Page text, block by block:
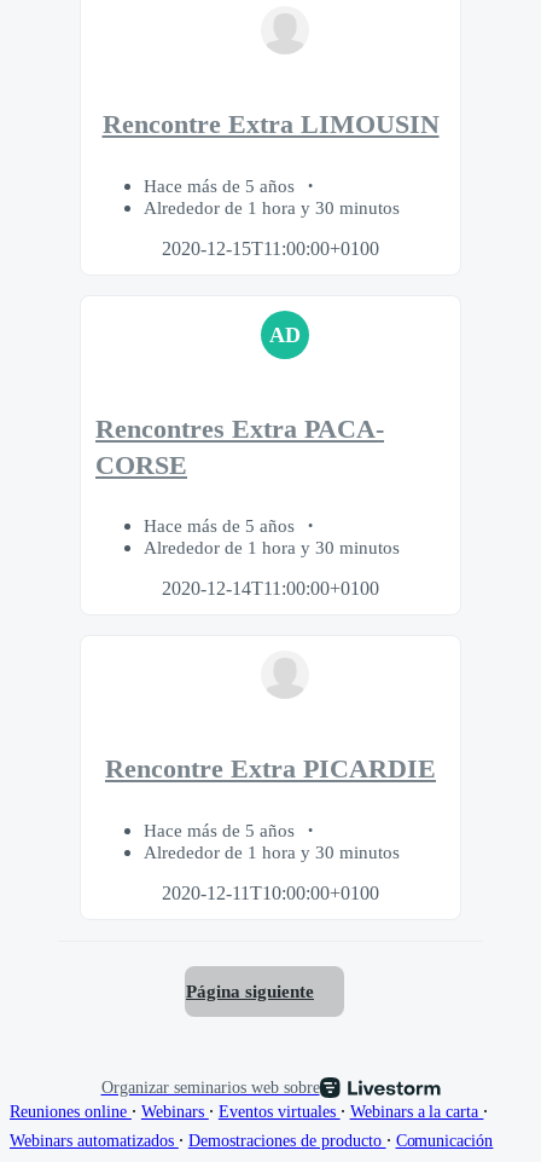
Rencontre Extra LIMOUSIN
Hace más de 5 años
Alrededor de 1 hora y 30 minutos
2020-12-15T11:00:00+0100
AD
Rencontres Extra PACA-
CORSE
Hace más de 5 años
Alrededor de 1 hora y 30 minutos
2020-12-14T11:00:00+0100
Rencontre Extra PICARDIE
Hace más de 5 años
Alrededor de 1 hora y 30 minutos
2020-12-11T10:00:00+0100
Página siguiente
Organizar seminarios web sobre
Reuniones online ∙ Webinars ∙ Eventos virtuales ∙ Webinars a la carta ∙
Webinars automatizados ∙ Demostraciones de producto ∙ Comunicación